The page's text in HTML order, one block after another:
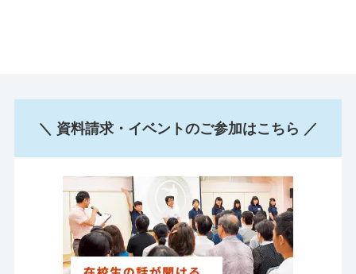
＼ 資料請求・イベントのご参加はこちら ／